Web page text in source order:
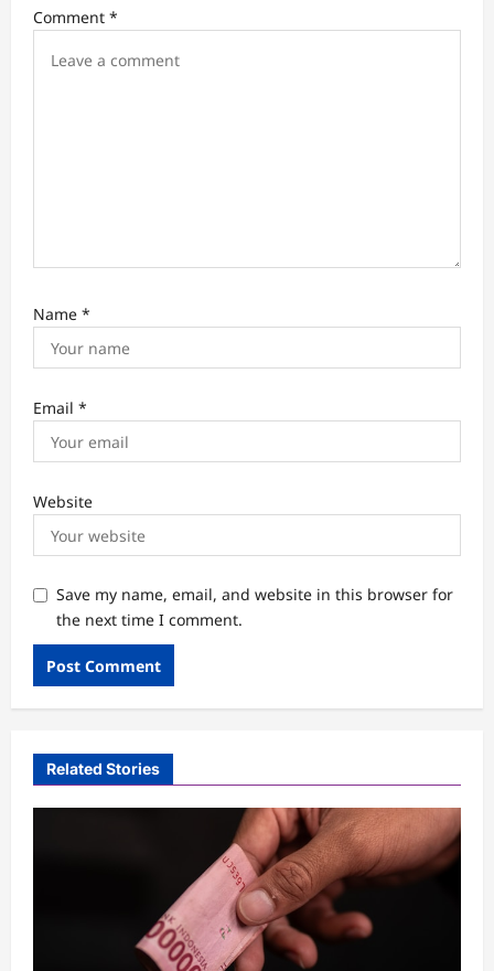
t
Comment *
Name *
Email *
Website
Save my name, email, and website in this browser for
the next time I comment.
Related Stories